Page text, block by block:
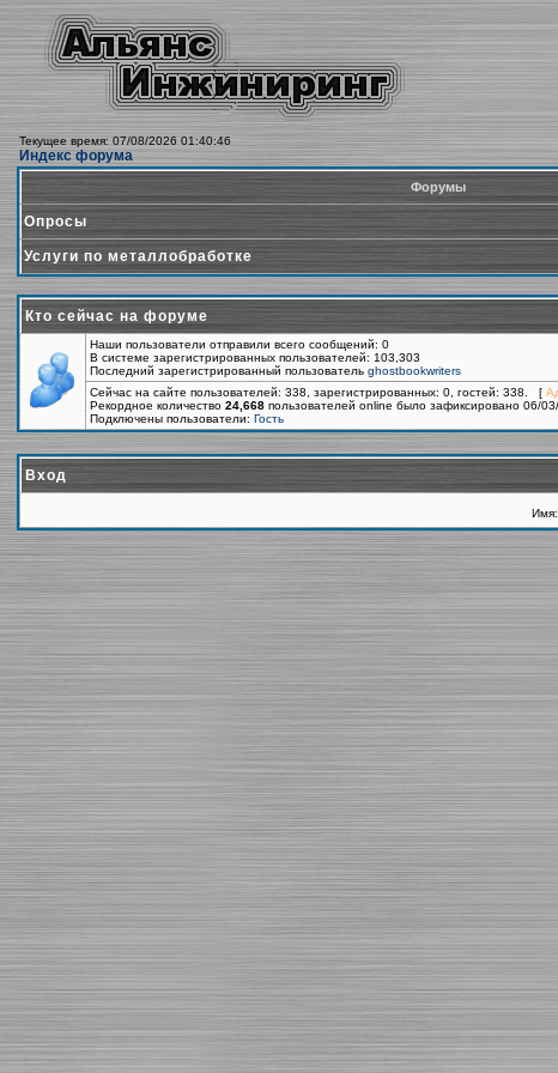
Текущее время: 07/08/2026 01:40:46
Индекс форума
Форумы
Опросы
Услуги по металлобработке
Кто сейчас на форуме
Наши пользователи отправили всего сообщений: 0
В системе зарегистрированных пользователей: 103,303
Последний зарегистрированный пользователь ghostbookwriters
Сейчас на сайте пользователей: 338, зарегистрированных: 0, гостей: 338. [
Рекордное количество 24,668 пользователей online было зафиксировано 06/
Подключены пользователи: Гость
Вход
Имя: